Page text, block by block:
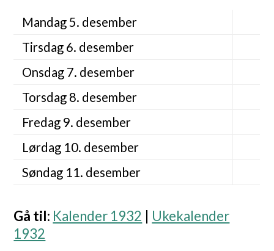
Mandag 5. desember
Tirsdag 6. desember
Onsdag 7. desember
Torsdag 8. desember
Fredag 9. desember
Lørdag 10. desember
Søndag 11. desember
Gå til: Kalender 1932
Ukekalender
1932